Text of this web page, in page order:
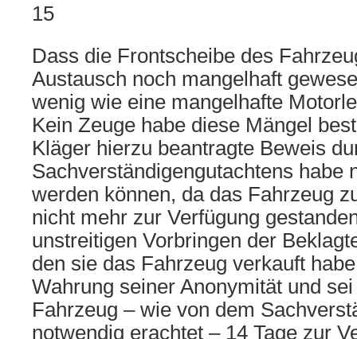
15
Dass die Frontscheibe des
Austausch noch mangelhaft
wenig wie eine mangelhafte
Kein Zeuge habe diese Mängel
Kläger hierzu beantragte Beweis
Sachverständigengutachtens habe
werden können, da das Fahrzeug
nicht mehr zur Verfügung
unstreitigen Vorbringen der
den sie das Fahrzeug verkauft
Wahrung seiner Anonymität und
Fahrzeug – wie von dem
notwendig erachtet – 14 Tage zur